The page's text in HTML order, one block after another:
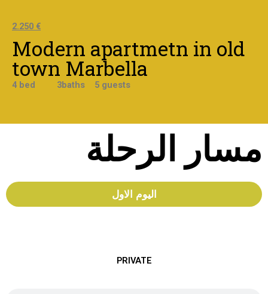
2.250 €
Modern apartmetn in old
town Marbella
4 bed 3baths 5 guests
مسار الرحلة
اليوم الاول
PRIVATE